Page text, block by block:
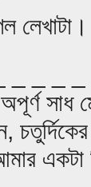
সাধ
একটা